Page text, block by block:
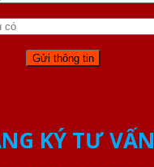
KÝ TƯ VẤN